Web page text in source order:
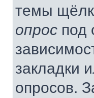
темы
опрос под
закладки
опросов.